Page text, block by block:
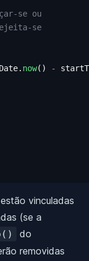
se ou
se
Date. now() -
estão vinculadas
(se a
do
removidas